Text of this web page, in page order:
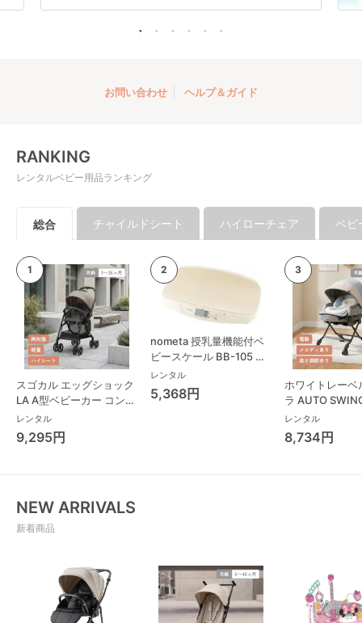
お問い合わせ ヘルプ＆ガイド
RANKING
レンタルベビー用品ランキング
総合 チャイルドシート ハイローチェア ベビ
スゴカル エッグショック
LA A型ベビーカー コンビ
(Combi)
レンタル
9,295円
nometa 授乳量機能付ベ
ビースケール BB-105 タ
ニタ(TANITA) ベビースケ
ール・体重計
レンタル
5,368円
ホワイトレーベ
ラ AUTO
Long スリープ
コンビ(Combi)
チェア・ベビー
レンタル
8,734円
NEW ARRIVALS
新着商品